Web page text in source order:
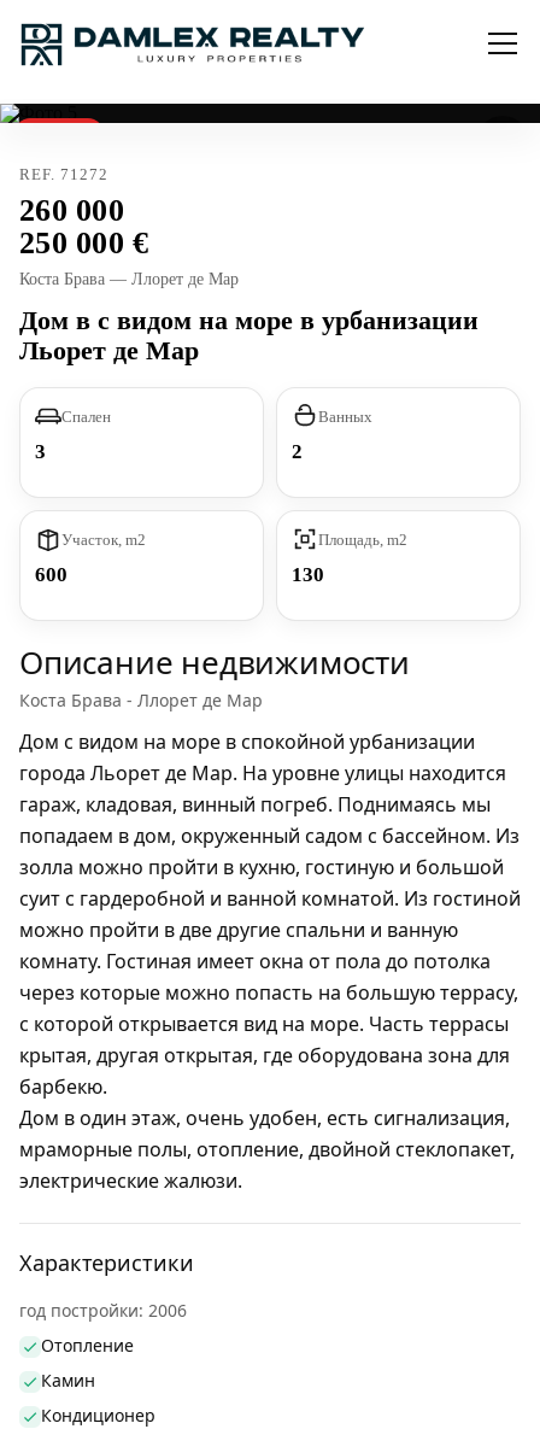
REF. 71272
260 000
250 000
Коста Брава — Ллорет де Мар
Дом в с видом на море в урбанизации
Льорет де Мар
Спален
3
Ванных
2
Участок, m2
600
Площадь, m2
130
Описание недвижимости
Коста Брава - Ллорет де Мар
Дом с видом на море в спокойной урбанизации
города Льорет де Мар. На уровне улицы находится
гараж, кладовая, винный погреб. Поднимаясь мы
попадаем в дом, окруженный садом с бассейном. Из
золла можно пройти в кухню, гостиную и большой
суит с гардеробной и ванной комнатой. Из гостиной
можно пройти в две другие спальни и ванную
комнату. Гостиная имеет окна от пола до потолка
через которые можно попасть на большую террасу,
с которой открывается вид на море. Часть террасы
крытая, другая открытая, где оборудована зона для
барбекю.
Дом в один этаж, очень удобен, есть сигнализация,
мраморные полы, отопление, двойной стеклопакет,
электрические жалюзи.
Характеристики
год постройки: 2006
Отопление
Камин
Кондиционер